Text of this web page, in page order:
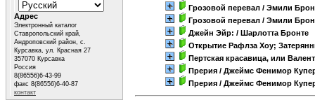
Грозовой перевал / Эмили
Грозовой перевал / Эмили
Джейн Эйр: / Шарлотта Бронте
Открытие Рафлза Хоу;
Пертская красавица, или
Прерия / Джеймс Фенимор
Прерия / Джеймс Фенимор
Адрес
Электронный каталог
Ставропольский край,
Андроповский район, с.
Курсавка, ул. Красная 27
357070 Курсавка
Россия
8(86556)6-43-99
факс 8(86556)6-40-87
контакт